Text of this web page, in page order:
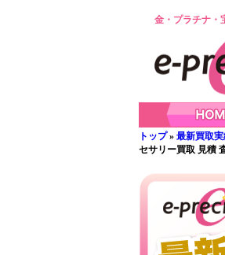
金・プラチナ・
トップ» 最新買取
セサリー買取 見積